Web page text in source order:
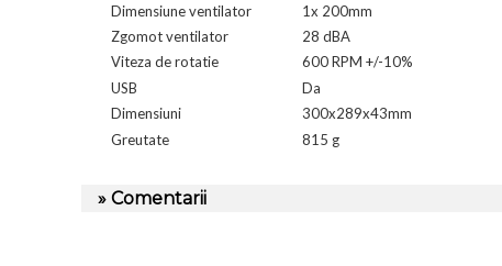
Dimensiune ventilator
1x 200mm
Zgomot ventilator
28 dBA
Viteza de rotatie
600 RPM +/-10%
USB
Da
Dimensiuni
300x289x43mm
Greutate
815 g
» Comentarii